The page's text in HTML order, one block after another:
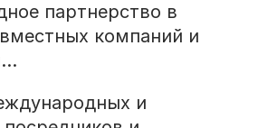
партнерство в
компаний и
и